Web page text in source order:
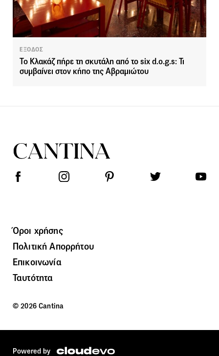
ΕΞΟΔΟΣ
Το Κλακάζ πήρε τη σκυτάλη από το six d.o.g.s: Τι
συμβαίνει στον κήπο της Αβραμιώτου
Όροι χρήσης
Πολιτική Απορρήτου
Επικοινωνία
Ταυτότητα
© 2026 Cantina
Powered by